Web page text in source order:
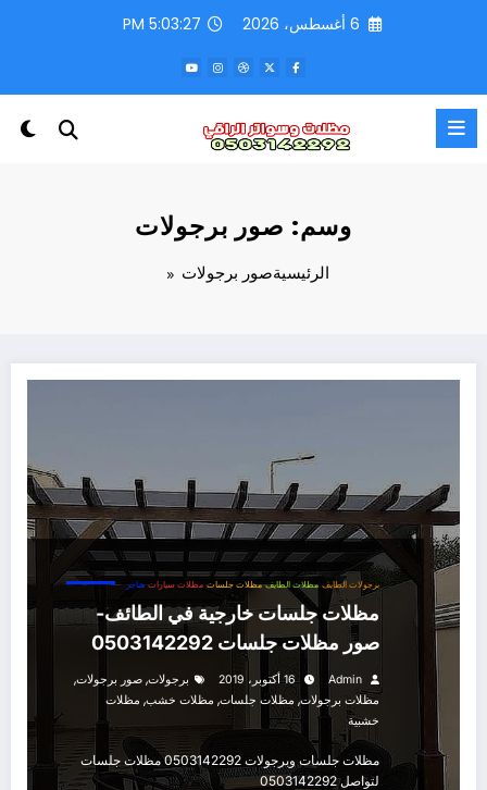
6 أغسطس، 2026 5:03:28 PM
وسم: صور برجولات
الرئيسيةصور برجولات
برجولات الطايف مظلات الطايف مظلات جلسات مظلات سيارات هناجر
مظلات جلسات خارجية في الطائف-
صور مظلات جلسات 0503142292
Admin 16 أكتوبر، 2019 برجولات, صور برجولات,
مظلات برجولات,مظلات جلسات, مظلات خشب, مظلات
خشبية
مظلات جلسات وبرجولات 0503142292 مظلات جلسات
لتواصل 0503142292